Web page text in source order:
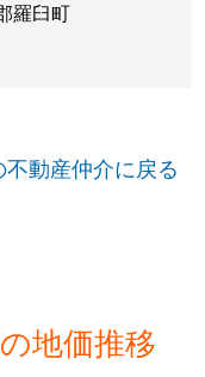
羅臼町
動産仲介に戻る
地価推移